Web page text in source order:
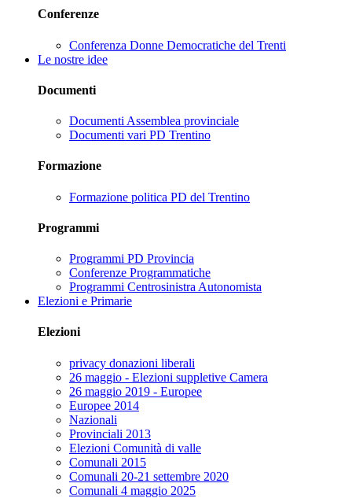
Conferenze
Conferenza Donne Democratiche del Trenti
Le nostre idee
Documenti
Documenti Assemblea provinciale
Documenti vari PD Trentino
Formazione
Formazione politica PD del Trentino
Programmi
Programmi PD Provincia
Conferenze Programmatiche
Programmi Centrosinistra Autonomista
Elezioni e Primarie
Elezioni
privacy donazioni liberali
26 maggio - Elezioni suppletive Camera
26 maggio 2019 - Europee
Europee 2014
Nazionali
Provinciali 2013
Elezioni Comunità di valle
Comunali 2015
Comunali 20-21 settembre 2020
Comunali 4 maggio 2025